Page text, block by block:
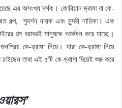
এর অসংখ্য দর্শক। কোরিয়ান ড্রামা বা কে-
গল্প,
সুদর্শন নায়ক এবং সুন্দরী নায়িকা। এক
গল্প বরাবরই মানুষকে আর্কষন করে যাচ্ছে।
কে-ড্রামা নিয়ে। যারা কে-ড্রামা নিয়ে
তারা এই ৫টি কে-ড্রামা দিয়েই শুরু করে